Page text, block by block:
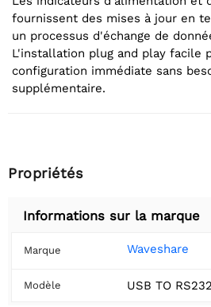
fournissent des mises à jour en
un processus d'échange de
L'installation plug and play facile
configuration immédiate sans
supplémentaire.
Propriétés
Informations sur la marque
Marque Waveshare
Modèle USB TO